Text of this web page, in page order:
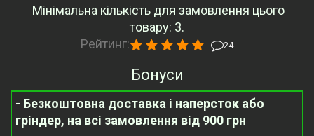
Мінімальна кількість для замовлення цього
товару: 3.
Рейтинг:
24
Бонуси
- Безкоштовна доставка і наперсток або
гріндер, на всі замовлення від 900 грн